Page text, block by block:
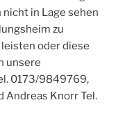
in Lage sehen
zu
oder diese
unsere
0173/9849769,
Andreas Knorr Tel.